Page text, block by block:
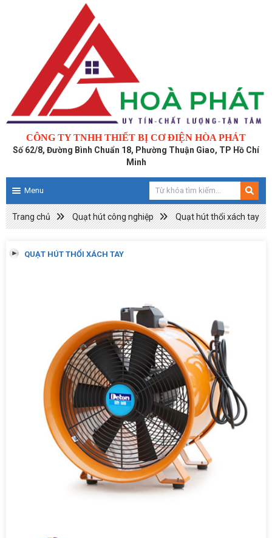
CÔNG TY TNHH THIẾT BỊ CƠ ĐIỆN HÒA PHÁT
Số 62/8, Đường Bình Chuẩn 18, Phường Thuận Giao, TP Hồ Chí
Minh
Menu
Trang chủ Quạt hút công nghiệp Quạt hút thổi xách tay
QUẠT HÚT THỔI XÁCH TAY